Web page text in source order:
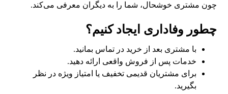
چون مشتری خوشحال، شما را به دیگران معرفی می‌کند.
چطور وفاداری ایجاد کنیم؟
با مشتری بعد از خرید در تماس بمانید.
خدمات پس از فروش واقعی ارائه دهید.
برای مشتریان قدیمی تخفیف یا امتیاز ویژه در نظر
بگیرید.